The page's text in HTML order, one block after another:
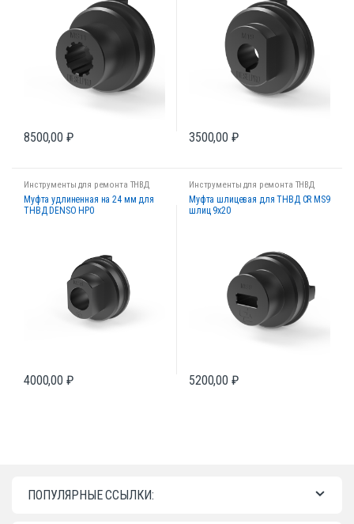
8500,00 ₽ 3500,00 ₽
Инструменты для ремонта ТНВД
Муфта удлиненная на 24 мм для
ТНВД DENSO HP0
4000,00 ₽
Инструменты для ремонта ТНВД
Муфта шлицевая для ТНВД CR MS9
шлиц 9х20
5200,00 ₽
ПОПУЛЯРНЫЕ ССЫЛКИ: